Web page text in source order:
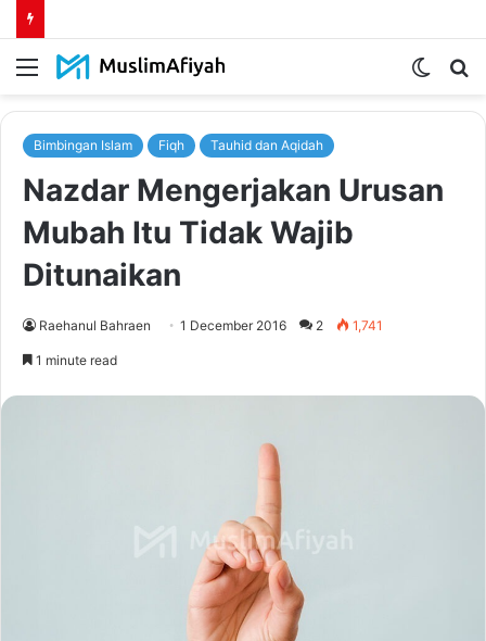
Menu
Switch
Bimbingan Islam Fiqh Tauhid dan Aqidah
Nazdar Mengerjakan Urusan
Mubah Itu Tidak Wajib
Ditunaikan
Raehanul Bahraen 1 December 2016 2 1,741
1 minute read